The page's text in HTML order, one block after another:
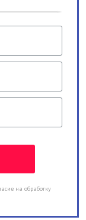
на обработку